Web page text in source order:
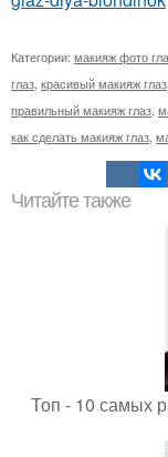
Категории: макияж фото
глаз красивый макияж глаз
правильный макияж глаз
как сделать макияж глаз
Читайте также
Топ - 10 самых